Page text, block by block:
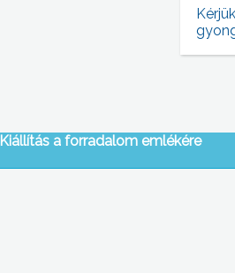
Kiállítás a forradalom emlékére